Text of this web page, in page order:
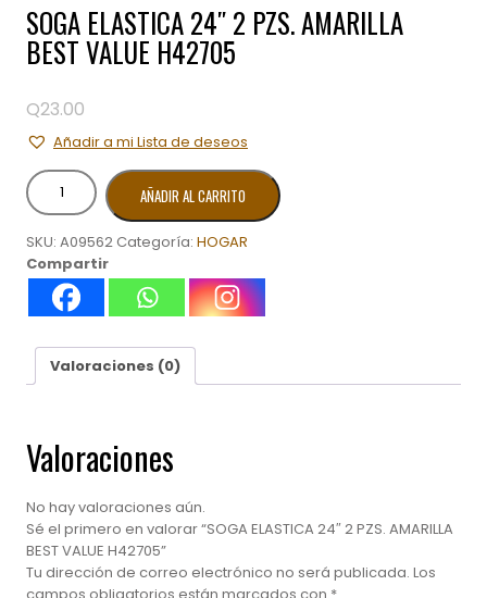
SOGA ELASTICA 24″ 2 PZS. AMARILLA
BEST VALUE H42705
Q23.00
Añadir a mi Lista de deseos
SOGA
ELASTICA
2
PZS.
AMARILLA
BEST
H42705
cantidad
AÑADIR AL CARRITO
SKU: A09562 Categoría: HOGAR
Compartir
Valoraciones (0)
Valoraciones
No hay valoraciones aún.
Sé el primero en valorar “SOGA ELASTICA 24″ 2 PZS. AMARILLA
BEST VALUE H42705”
Tu dirección de correo electrónico no será publicada. Los